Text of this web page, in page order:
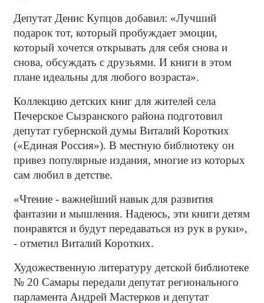
Депутат Денис Купцов добавил: «Лучший
подарок тот, который пробуждает эмоции,
который хочется открывать для себя снова и
снова, обсуждать с друзьями. И книги в этом
плане идеальны для любого возраста».
Коллекцию детских книг для жителей села
Печерское Сызранского района подготовил
депутат губернской думы Виталий Коротких
(«Единая Россия»). В местную библиотеку он
привез популярные издания, многие из которых
сам любил в детстве.
«Чтение - важнейший навык для развития
фантазии и мышления. Надеюсь, эти книги детям
понравятся и будут передаваться из рук в руки»,
- отметил Виталий Коротких.
Художественную литературу детской библиотеке
№ 20 Самары передали депутат регионального
парламента Андрей Мастерков и депутат